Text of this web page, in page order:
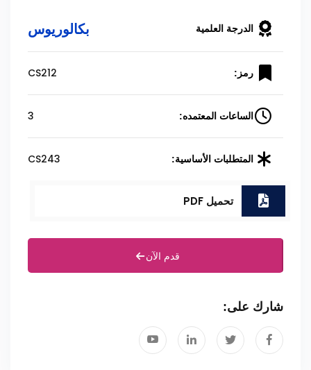
الدرجة العلمية بكالوريوس
رمز: CS212
الساعات المعتمده: 3
المتطلبات الأساسية: CS243
تحميل PDF
قدم الآن
شارك على: